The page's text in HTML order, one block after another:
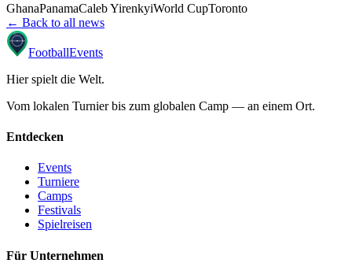
GhanaPanamaCaleb YirenkyiWorld CupToronto
← Back to all news
FootballEvents
Hier spielt die Welt.
Vom lokalen Turnier bis zum globalen Camp — an einem Ort.
Entdecken
Events
Turniere
Camps
Festivals
Spielreisen
Für Unternehmen